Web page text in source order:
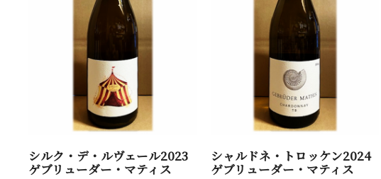
シルク・デ・ルヴェール2023
ゲブリューダー・マティス
シャルドネ・トロッケン2024
ゲブリューダー・マティス